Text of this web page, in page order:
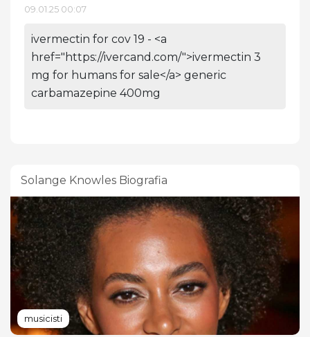
09.01.25 00:07
ivermectin for cov 19 - <a
href="https://ivercand.com/">ivermectin 3
mg for humans for sale</a> generic
carbamazepine 400mg
Solange Knowles Biografia
musicisti